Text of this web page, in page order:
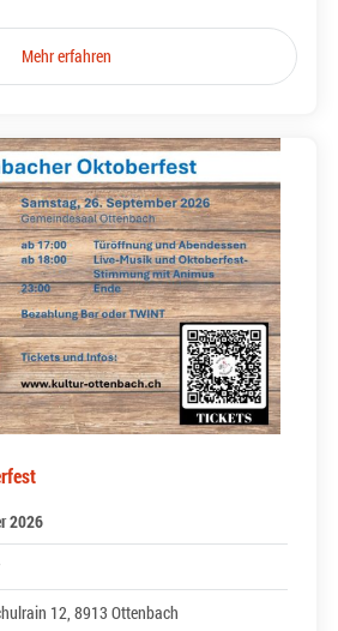
Mehr erfahren
2026
12, 8913 Ottenbach